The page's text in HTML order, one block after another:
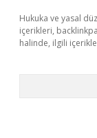
Hukuka ve yasal
içerikleri,
halinde, ilgili